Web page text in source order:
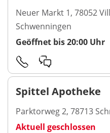
Neuer Markt 1, 78052
Schwenningen
Geöffnet bis 20:00 Uhr
Spittel Apotheke
Parktorweg 2, 78713
Aktuell geschlossen